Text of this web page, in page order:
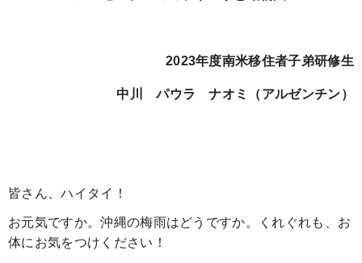
2023年度南米移住者子弟研修生
中川 パウラ ナオミ（アルゼンチン）
皆さん、ハイタイ！
お元気ですか。沖縄の梅雨はどうですか。くれぐれも、お
体にお気をつけください！